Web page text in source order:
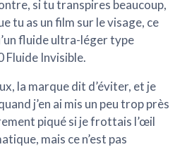
si tu transpires beaucoup,
tu as un film sur le visage, ce
fluide ultra-léger type
Fluide Invisible.
la marque dit d’éviter, et je
j’en ai mis un peu trop près
piqué si je frottais l’œil
mais ce n’est pas